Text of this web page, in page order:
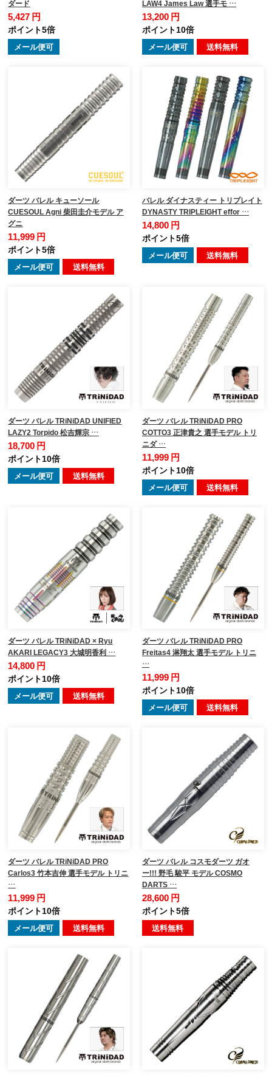
ダード
5,427 円
ポイント5倍
メール便可
LAW4 James Law 選手モ …
13,200 円
ポイント10倍
メール便可 送料無料
ダーツ バレル キューソール
CUESOUL Agni 柴田圭介モデル ア
グニ
11,999 円
ポイント5倍
メール便可 送料無料
バレル ダイナスティー トリプレイト
DYNASTY TRIPLEIGHT effor …
14,800 円
ポイント5倍
メール便可 送料無料
ダーツ バレル TRiNiDAD UNIFIED
LAZY2 Torpido 松吉輝宗 …
18,700 円
ポイント10倍
メール便可 送料無料
ダーツ バレル TRiNiDAD PRO
COTTO3 正津貴之 選手モデル トリ
ニダ …
11,999 円
ポイント10倍
メール便可 送料無料
ダーツ バレル TRiNiDAD × Ryu
AKARI LEGACY3 大城明香利 …
14,800 円
ポイント10倍
メール便可 送料無料
ダーツ バレル TRiNiDAD PRO
Freitas4 淋翔太 選手モデル トリニ
…
11,999 円
ポイント10倍
メール便可 送料無料
ダーツ バレル TRiNiDAD PRO
Carlos3 竹本吉伸 選手モデル トリニ
…
11,999 円
ポイント10倍
メール便可 送料無料
ダーツ バレル コスモダーツ ガオ
ー!!! 野毛 駿平 モデル COSMO
DARTS …
28,600 円
ポイント5倍
送料無料